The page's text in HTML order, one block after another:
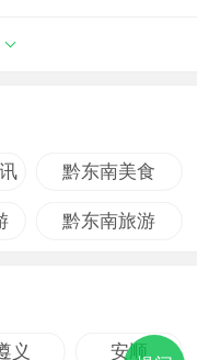
黔东南美食
黔东南旅游
义 安顺